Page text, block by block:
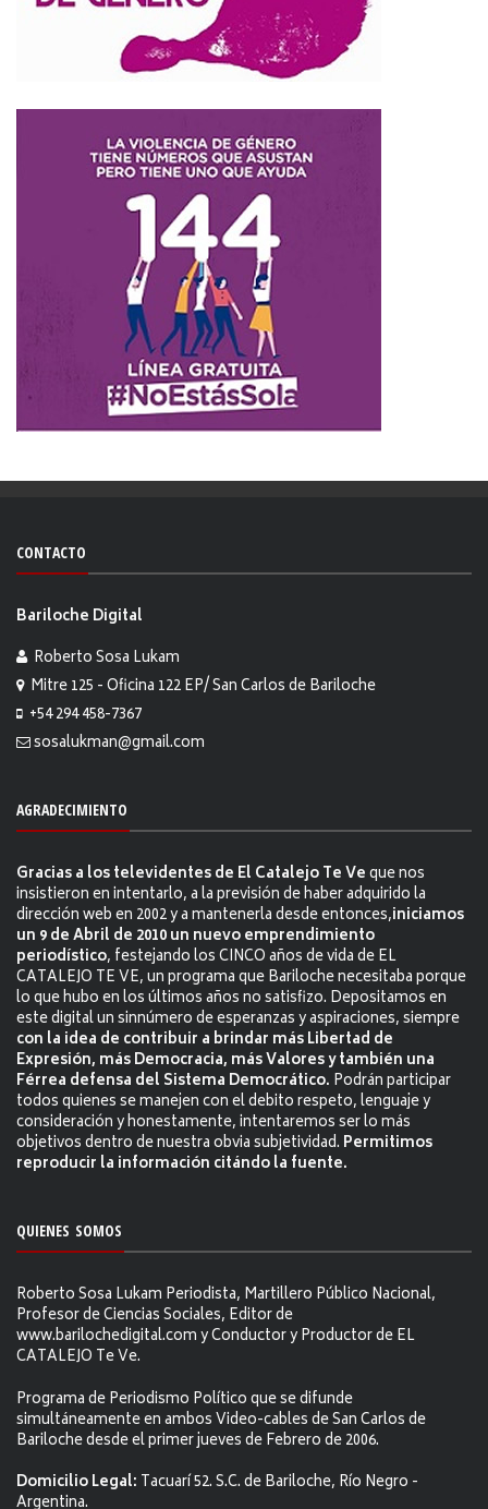
CONTACTO
Bariloche Digital
Roberto Sosa Lukam
Mitre 125 - Oficina 122 EP/ San Carlos de Bariloche
+54 294 458-7367
sosalukman@gmail.com
AGRADECIMIENTO
Gracias a los televidentes de El Catalejo Te Veque nos
insistieron en intentarlo, a la previsión de haber adquirido la
dirección web en 2002 y a mantenerla desde entonces,iniciamos
un 9 de Abril de 2010 un nuevo emprendimiento
periodístico, festejando los CINCO años de vida de EL
CATALEJO TE VE, un programa que Bariloche necesitaba porque
lo que hubo en los últimos años no satisfizo. Depositamos en
este digital un sinnúmero de esperanzas y aspiraciones, siempre
con la idea de contribuir a brindar más Libertad de
Expresión, más Democracia, más Valores y también una
Férrea defensa del Sistema Democrático. Podrán participar
todos quienes se manejen con el debito respeto, lenguaje y
consideración y honestamente, intentaremos ser lo más
objetivos dentro de nuestra obvia subjetividad. Permitimos
reproducir la información citándo la fuente.
QUIENES SOMOS
Roberto Sosa Lukam Periodista, Martillero Público Nacional,
Profesor de Ciencias Sociales, Editor de
www.barilochedigital.com y Conductor y Productor de EL
CATALEJO Te Ve.
Programa de Periodismo Político que se difunde
simultáneamente en ambos Video-cables de San Carlos de
Bariloche desde el primer jueves de Febrero de 2006.
Domicilio Legal: Tacuarí 52. S.C. de Bariloche, Río Negro -